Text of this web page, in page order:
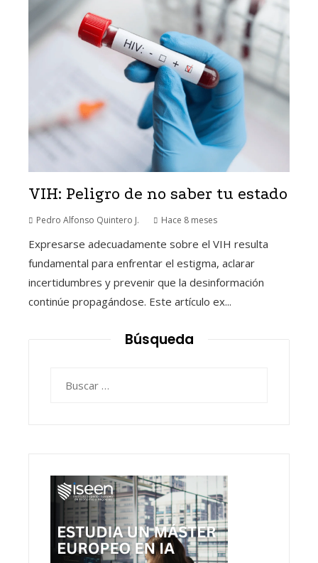
VIH: Peligro de no saber tu estado
Pedro Alfonso Quintero J. Hace 8 meses
Expresarse adecuadamente sobre el VIH resulta
fundamental para enfrentar el estigma, aclarar
incertidumbres y prevenir que la desinformación
continúe propagándose. Este artículo ex...
Búsqueda